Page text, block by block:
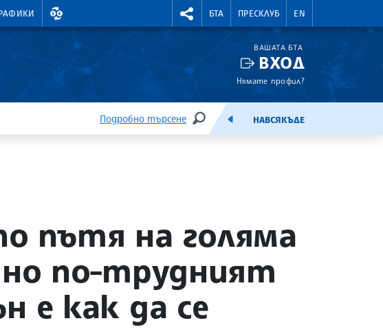
ВАЛУТНИ КУРСОВЕ RIGHTMENU.SOCIAL
БТА ПРЕСКЛУБ EN
ВАШАТА БТА
ВХОД
Нямате профил?
Подробно търсене
ТЪРСЕНЕЕМИСИЯНАВСЯКЪДЕ
пътя на голяма
но по-трудният
е как да се